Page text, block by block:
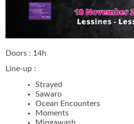
Doors : 14h
Line-up :
Strayed
Sawaro
Ocean Encounters
Moments